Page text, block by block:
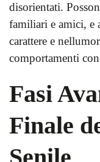
disorientati.
familiari e amici, e
carattere e
comportamenti
Fasi
Finale